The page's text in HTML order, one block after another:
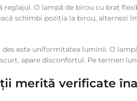
reglajul. O lampă de birou cu braț
schimbi poziția la birou, alternezi
este uniformitatea luminii. O
apare disconfortul. Pe termen
merită verificate